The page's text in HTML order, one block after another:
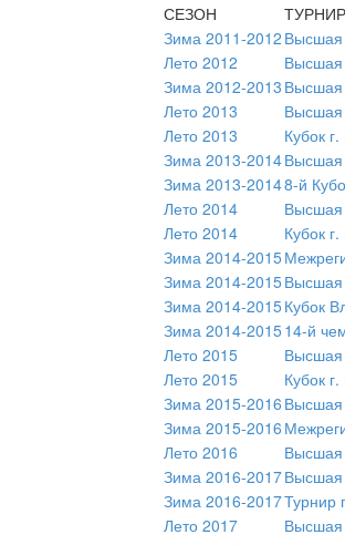
СЕЗОН
ТУРНИР
Зима 2011-2012 Высшая
Лето 2012
Высшая
Зима 2012-2013 Высшая
Лето 2013
Высшая
Лето 2013
Кубок
Зима 2013-2014Высшая
Зима 2013-20148-й
Лето 2014
Высшая
Лето 2014
Кубок
Зима 2014-2015
Зима 2014-2015Высшая
Зима 2014-2015Кубок
Зима 2014-201514-й
Лето 2015
Высшая
Лето 2015
Кубок
Зима 2015-2016 Высшая
Зима 2015-2016
Лето 2016
Высшая
Зима 2016-2017Высшая
Зима 2016-2017Турнир
Лето 2017
Высшая